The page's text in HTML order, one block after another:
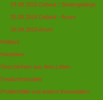
24.09.2015 Debark / Simiengebirge
25.09.2016 Debark - Axum
26.09.2015 Axum
Hobbys
Haustiere
Geschichten aus dem Leben
Gedächtnisstätte
Problemfälle und andere Kuriositäten